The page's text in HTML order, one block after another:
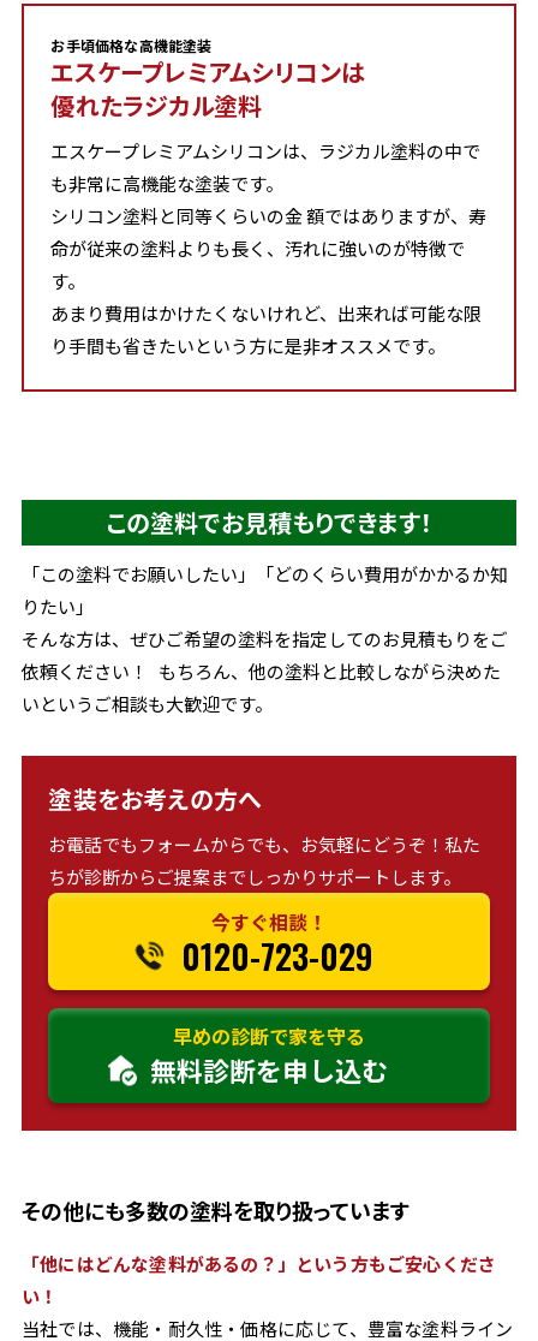
お手頃価格な高機能塗装
エスケープレミアムシリコンは
優れたラジカル塗料
エスケープレミアムシリコンは、ラジカル塗料の中で
も非常に高機能な塗装です。
シリコン塗料と同等くらいの金 額ではありますが、寿
命が従来の塗料よりも長く、汚れに強いのが特徴で
す。
あまり費用はかけたくないけれど、出来れば可能な限
り手間も省きたいという方に是非オススメです。
この塗料でお見積もりできます！
「この塗料でお願いしたい」「どのくらい費用がかかるか知
りたい」
そんな方は、ぜひご希望の塗料を指定してのお見積もりをご
依頼ください！ もちろん、他の塗料と比較しながら決めた
いというご相談も大歓迎です。
塗装をお考えの方へ
お電話でもフォームからでも、お気軽にどうぞ！私た
ちが診断からご提案までしっかりサポートします。
今すぐ相談！
0120-723-029
早めの診断で家を守る
無料診断を申し込む
その他にも多数の塗料を取り扱っています
「他にはどんな塗料があるの？」という方もご安心くださ
い！
当社では、機能・耐久性・価格に応じて、豊富な塗料ライン